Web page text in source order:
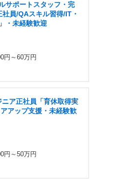
サポートスタッフ・完
員/QAスキル習得/IT・
・未経験歓迎
円～60万円
ア正社員「育休取得実
アップ支援・未経験歓
円～50万円